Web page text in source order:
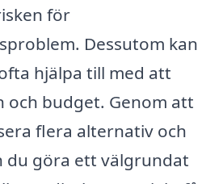
för
Dessutom kan
hjälpa till med att
och budget. Genom att
flera alternativ och
du göra ett välgrundat